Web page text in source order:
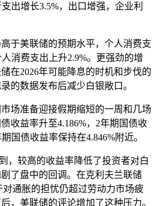
出增长3.5%，出口增强，企业利
于美联储的预期水平，个人消费支
消费支出上升2.9%。更强劲的增
在2026年可能降息的时机和步伐的
的数据发布后减少白银敞口。
场准备迎接假期缩短的一周和几场
收益率升至4.186%，2年期国债收
国债收益率保持在4.846%附近。
，较高的收益率降低了投资者对白
了盘中的回调。在克利夫兰联储
对通胀的担忧仍超过劳动力市场疲
，美联储的评论增加了这种压力。